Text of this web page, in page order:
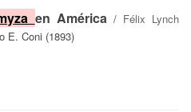
en América/ Félix Lynch
E. Coni (1893)